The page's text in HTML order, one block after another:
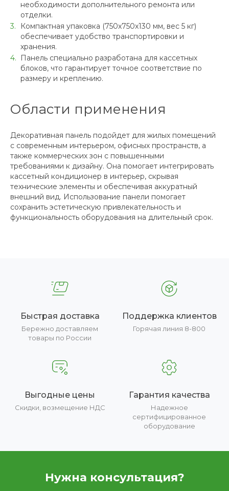
необходимости дополнительного ремонта или
отделки.
Компактная упаковка (750x750x130 мм, вес 5 кг)
обеспечивает удобство транспортировки и
хранения.
Панель специально разработана для кассетных
блоков, что гарантирует точное соответствие по
размеру и креплению.
Области применения
Декоративная панель подойдет для жилых помещений
с современным интерьером, офисных пространств, а
также коммерческих зон с повышенными
требованиями к дизайну. Она помогает интегрировать
кассетный кондиционер в интерьер, скрывая
технические элементы и обеспечивая аккуратный
внешний вид. Использование панели помогает
сохранить эстетическую привлекательность и
функциональность оборудования на длительный срок.
Быстрая доставка
Бережно доставляем
товары по России
Поддержка клиентов
Горячая линия 8-800
Выгодные цены
Скидки, возмещение НДС
Гарантия качества
Надежное
сертифицированное
оборудование
Нужна консультация?